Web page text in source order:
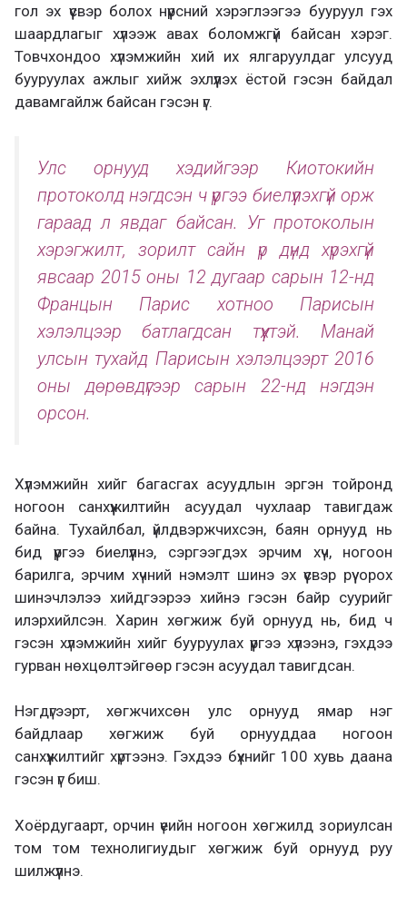
гол эх үүсвэр болох нүүрсний хэрэглээгээ бууруул гэх
шаардлагыг хүлээж авах боломжгүй байсан хэрэг.
Товчхондоо хүлэмжийн хий их ялгаруулдаг улсууд
бууруулах ажлыг хийж эхлүүлэх ёстой гэсэн байдал
давамгайлж байсан гэсэн үг.
Улс орнууд хэдийгээр Киотокийн
протоколд нэгдсэн ч үүргээ биелүүлэхгүй орж
гараад л явдаг байсан. Уг протоколын
хэрэгжилт, зорилт сайн үр дүнд хүрэхгүй
явсаар 2015 оны 12 дугаар сарын 12-нд
Францын Парис хотноо Парисын
хэлэлцээр батлагдсан түүхтэй. Манай
улсын тухайд Парисын хэлэлцээрт 2016
оны дөрөвдүгээр сарын 22-нд нэгдэн
орсон.
Хүлэмжийн хийг багасгах асуудлын эргэн тойронд
ногоон санхүүжилтийн асуудал чухлаар тавигдаж
байна. Тухайлбал, үйлдвэржчихсэн, баян орнууд нь
бид үүргээ биелүүлнэ, сэргээгдэх эрчим хүч, ногоон
барилга, эрчим хүчний нэмэлт шинэ эх үүсвэр рүү орох
шинэчлэлээ хийдгээрээ хийнэ гэсэн байр суурийг
илэрхийлсэн. Харин хөгжиж буй орнууд нь, бид ч
гэсэн хүлэмжийн хийг бууруулах үүргээ хүлээнэ, гэхдээ
гурван нөхцөлтэйгөөр гэсэн асуудал тавигдсан.
Нэгдүгээрт, хөгжчихсөн улс орнууд ямар нэг
байдлаар хөгжиж буй орнууддаа ногоон
санхүүжилтийг хүртээнэ. Гэхдээ бүхнийг 100 хувь даана
гэсэн үг биш.
Хоёрдугаарт, орчин үеийн ногоон хөгжилд зориулсан
том том технолигиудыг хөгжиж буй орнууд руу
шилжүүлнэ.